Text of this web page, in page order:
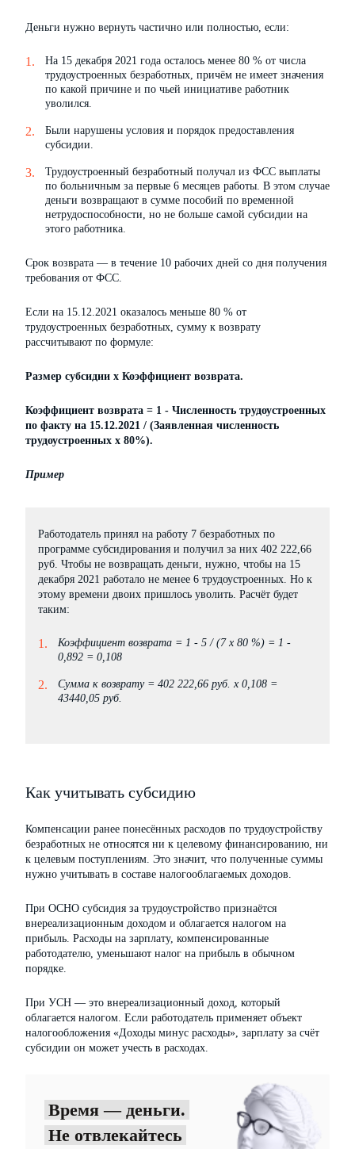
Деньги нужно вернуть частично или полностью, если:
На 15 декабря 2021 года осталось менее 80 % от числа
трудоустроенных безработных, причём не имеет значения
по какой причине и по чьей инициативе работник
уволился.
Были нарушены условия и порядок предоставления
субсидии.
Трудоустроенный безработный получал из ФСС выплаты
по больничным за первые 6 месяцев работы. В этом случае
деньги возвращают в сумме пособий по временной
нетрудоспособности, но не больше самой субсидии на
этого работника.
Срок возврата — в течение 10 рабочих дней со дня получения
требования от ФСС.
Если на 15.12.2021 оказалось меньше 80 % от
трудоустроенных безработных, сумму к возврату
рассчитывают по формуле:
Размер субсидии х Коэффициент возврата.
Коэффициент возврата = 1 - Численность трудоустроенных
по факту на 15.12.2021 / (Заявленная численность
трудоустроенных х 80%).
Пример
Работодатель принял на работу 7 безработных по
программе субсидирования и получил за них 402 222,66
руб. Чтобы не возвращать деньги, нужно, чтобы на 15
декабря 2021 работало не менее 6 трудоустроенных. Но к
этому времени двоих пришлось уволить. Расчёт будет
таким:
Коэффициент возврата = 1 - 5 / (7 х 80 %) = 1 -
0,892 = 0,108
Сумма к возврату = 402 222,66 руб. х 0,108 =
43440,05 руб.
Как учитывать субсидию
Компенсации ранее понесённых расходов по трудоустройству
безработных не относятся ни к целевому финансированию, ни
к целевым поступлениям. Это значит, что полученные суммы
нужно учитывать в составе налогооблагаемых доходов.
При ОСНО субсидия за трудоустройство признаётся
внереализационным доходом и облагается налогом на
прибыль. Расходы на зарплату, компенсированные
работодателю, уменьшают налог на прибыль в обычном
порядке.
При УСН — это внереализационный доход, который
облагается налогом. Если работодатель применяет объект
налогообложения «Доходы минус расходы», зарплату за счёт
субсидии он может учесть в расходах.
Время — деньги.
Не отвлекайтесь